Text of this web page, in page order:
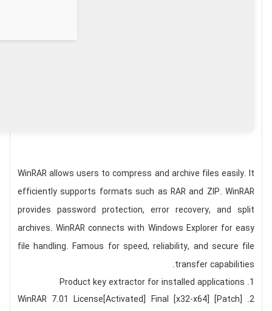
WinRAR allows users to compress and archive files easily. It
efficiently supports formats such as RAR and ZIP. WinRAR
provides password protection, error recovery, and split
archives. WinRAR connects with Windows Explorer for easy
file handling. Famous for speed, reliability, and secure file
transfer capabilities.
Product key extractor for installed applications
WinRAR 7.01 License[Activated] Final [x32-x64] [Patch]